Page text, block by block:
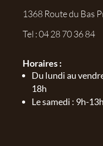
1368 Route du Bas
Tel :04 28 70 36 84
Horaires :
Du lundi au
18h
Le samedi : 9h-13h